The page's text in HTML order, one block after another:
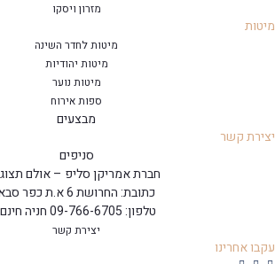
מזרון ויסקו
מיטות לחדר השינה
מיטות יהודיות
מיטות נוער
ספות אירוח
מבצעים
קשר
סניפים
חברת אמריקן סליפ – אולם תצוגה
כתובת: החרושת 6 א.ת כפר סבא
טלפון: 09-766-6705 חניה חינם!
יצירת קשר
אחרינו